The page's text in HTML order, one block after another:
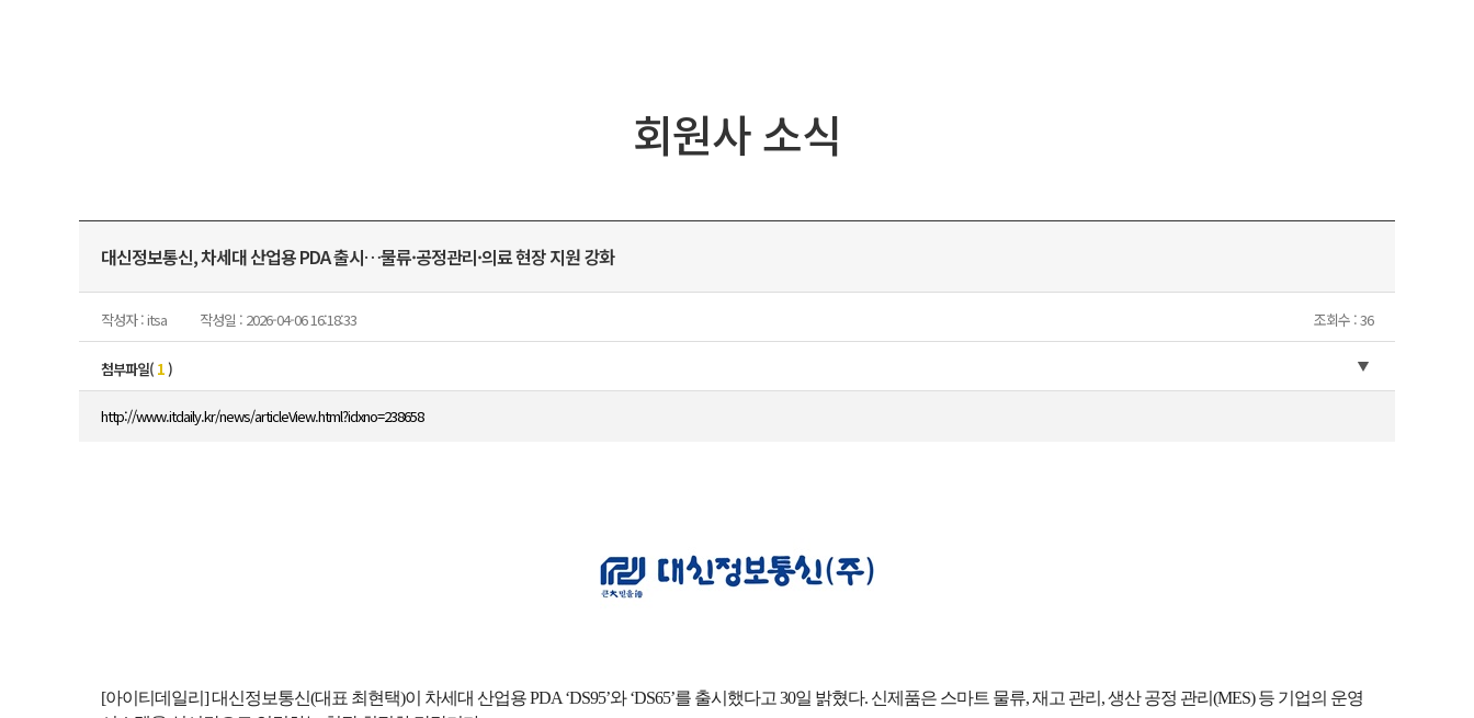
회원사 소식
대신정보통신, 차세대 산업용 PDA 출시…물류·공정관리·의료 현장 지원 강화
작성자 : itsa 작성일 : 2026-04-06 16:18:33 조회수 : 36
첨부파일( 1 )
http://www.itdaily.kr/news/articleView.html?idxno=238658
[아이티데일리] 대신정보통신(대표 최현택)이 차세대 산업용 PDA ‘DS95’와 ‘DS65’를 출시했다고 30일 밝혔다. 신제품은 스마트 물류, 재고 관리, 생산 공정 관리(MES) 등 기업의 운영